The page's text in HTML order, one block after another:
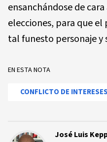
ensanchándose de
elecciones, para que el
tal funesto personaje y
EN ESTA NOTA
CONFLICTO DE INTERESES
José Luis